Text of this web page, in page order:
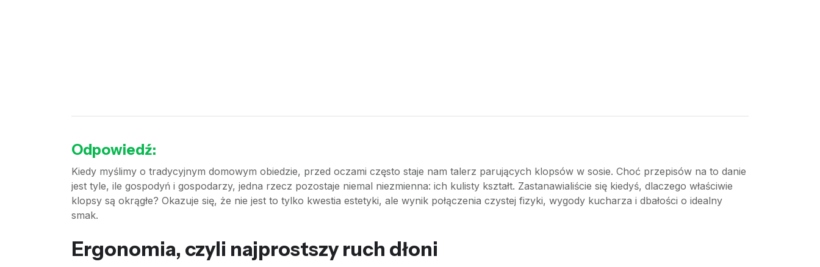
Odpowiedź:
Kiedy myślimy o tradycyjnym domowym obiedzie, przed oczami często staje nam talerz parujących klopsów w sosie. Choć przepisów na to danie
jest tyle, ile gospodyń i gospodarzy, jedna rzecz pozostaje niemal niezmienna: ich kulisty kształt. Zastanawialiście się kiedyś, dlaczego właściwie
klopsy są okrągłe? Okazuje się, że nie jest to tylko kwestia estetyki, ale wynik połączenia czystej fizyki, wygody kucharza i dbałości o idealny
smak.
Ergonomia, czyli najprostszy ruch dłoni